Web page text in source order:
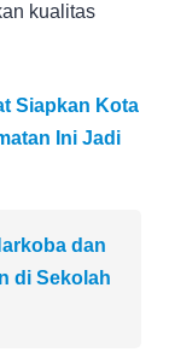
kualitas
Siapkan Kota
Ini Jadi
dan
di Sekolah